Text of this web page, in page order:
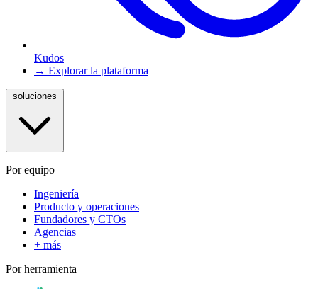
Kudos
→ Explorar la plataforma
Por equipo
Ingeniería
Producto y operaciones
Fundadores y CTOs
Agencias
+ más
Por herramienta